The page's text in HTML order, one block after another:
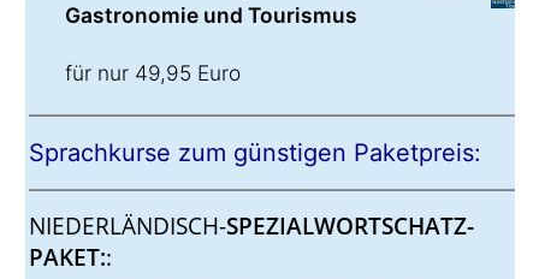
Gastronomie und Tourismus
für nur 49,95 Euro
Sprachkurse zum günstigen Paketpreis:
NIEDERLÄNDISCH-SPEZIALWORTSCHATZ-
PAKET::